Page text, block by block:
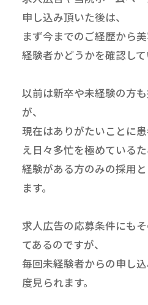
申し込み頂いた後は、
まず今までのご経歴から
経験者かどうかを確認して
以前は新卒や未経験の方
が、
現在はありがたいことに
え日々多忙を極めているた
経験がある方のみの採用
ます。
求人広告の応募条件にも
てあるのですが、
毎回未経験者からの申し
度見られます。